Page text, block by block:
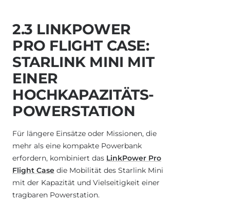
2.3 LINKPOWER
PRO FLIGHT CASE:
STARLINK MINI MIT
EINER
HOCHKAPAZITÄTS-
POWERSTATION
Für längere Einsätze oder Missionen, die
mehr als eine kompakte Powerbank
erfordern, kombiniert das LinkPower Pro
Flight Case die Mobilität des Starlink Mini
mit der Kapazität und Vielseitigkeit einer
tragbaren Powerstation.